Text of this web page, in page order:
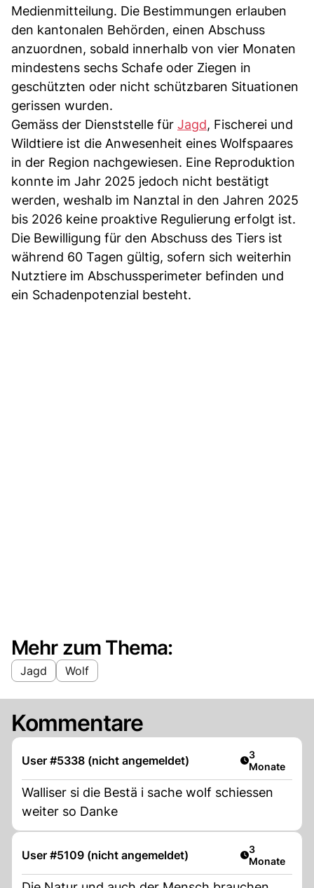
Medienmitteilung. ​Die Bestimmungen erlauben
den kantonalen Behörden, einen Abschuss
anzuordnen, sobald innerhalb von vier Monaten
mindestens sechs Schafe oder Ziegen in
geschützten oder nicht schützbaren Situationen
gerissen wurden.
Gemäss der Dienststelle für Jagd, Fischerei und
Wildtiere ist die Anwesenheit eines Wolfspaares
in der Region nachgewiesen. ​Eine Reproduktion
konnte im Jahr 2025 jedoch nicht bestätigt
werden, weshalb im Nanztal in den Jahren 2025
bis 2026 keine proaktive Regulierung erfolgt ist.
Die Bewilligung für den Abschuss des Tiers ist
während 60 Tagen gültig, sofern sich weiterhin
Nutztiere im Abschussperimeter befinden und
ein Schadenpotenzial besteht.
Mehr zum Thema:
Jagd Wolf
Kommentare
User #5338 (nicht angemeldet) Artikel
3
Monate
Walliser si die Bestä i sache wolf schiessen
weiter so Danke
User #5109 (nicht angemeldet) Artikel
3
Monate